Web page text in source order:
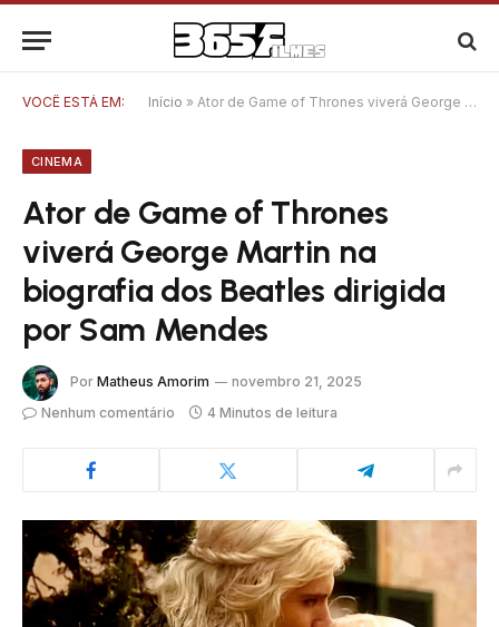
VOCÊ ESTÁ EM: Início » Ator de Game of Thrones viverá George Martin na biografia dos Beatles dirigida por Sam Mendes
CINEMA
Ator de Game of Thrones
viverá George Martin na
biografia dos Beatles dirigida
por Sam Mendes
Por Matheus Amorim
novembro 21, 2025
Nenhum comentário
4 Minutos de leitura